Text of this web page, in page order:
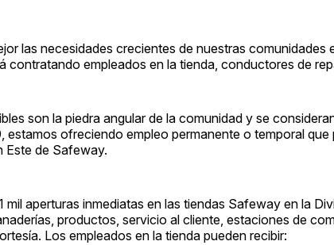
las necesidades crecientes de nuestras comunidades
contratando empleados en la tienda, conductores de
son la piedra angular de la comunidad y se
ofreciendo empleo permanente o temporal que
Este de Safeway.
mil aperturas inmediatas en las tiendas Safeway en la
productos, servicio al cliente, estaciones de
Los empleados en la tienda pueden recibir: